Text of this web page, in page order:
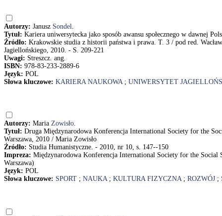
Autorzy: Janusz Sondel.
Tytuł: Kariera uniwersytecka jako sposób awansu społecznego w dawnej
Źródło: Krakowskie studia z historii państwa i prawa. T. 3 / pod red.
Jagiellońskiego, 2010. - S. 209-221
Uwagi: Streszcz. ang.
ISBN: 978-83-233-2889-6
Język: POL
Słowa kluczowe: KARIERA NAUKOWA; UNIWERSYTET
Autorzy: Maria Zowisło.
Tytuł: Druga Międzynarodowa Konferencja International Society for the
Warszawa, 2010 / Maria Zowisło
Źródło: Studia Humanistyczne. - 2010, nr 10, s. 147--150
Impreza: Międzynarodowa Konferencja International Society for the
Warszawa)
Język: POL
Słowa kluczowe: SPORT ; NAUKA; KULTURA FIZYCZNA; ROZWÓJ ;